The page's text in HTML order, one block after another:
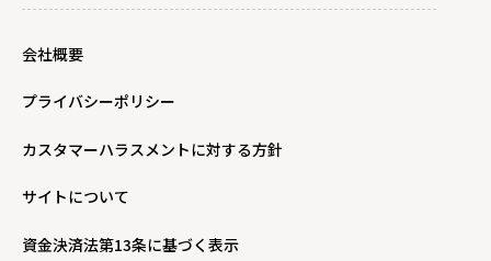
会社概要
プライバシーポリシー
カスタマーハラスメントに対する方針
サイトについて
資金決済法第13条に基づく表示